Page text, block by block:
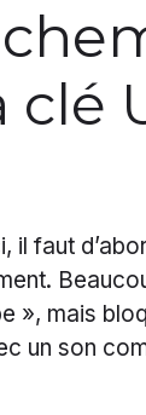
faut
», mais
un son